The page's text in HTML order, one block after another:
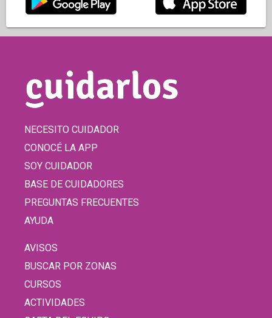
NECESITO CUIDADOR
CONOCÉ LA APP
SOY CUIDADOR
BASE DE CUIDADORES
PREGUNTAS FRECUENTES
AYUDA
AVISOS
BUSCAR POR ZONAS
CURSOS
ACTIVIDADES